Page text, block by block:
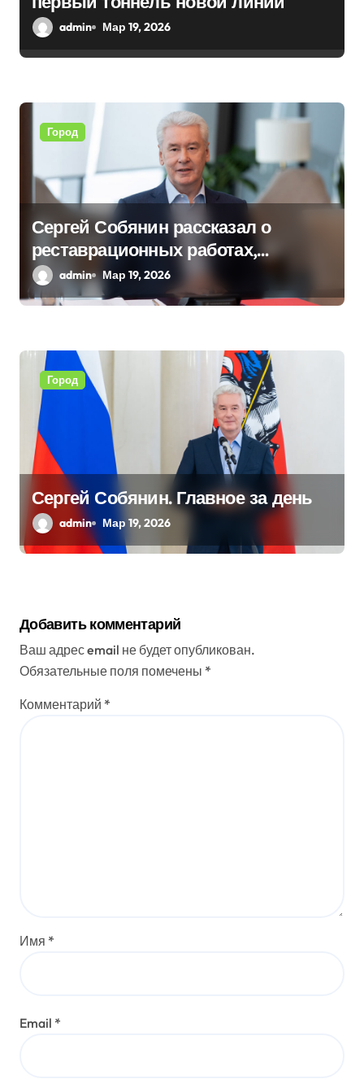
и
с
я
admin Мар 19, 2026
Город
Сергей Собянин рассказал о
реставрационных работах,
проведенных в столице
admin Мар 19, 2026
Город
Сергей Собянин. Главное за день
admin Мар 19, 2026
Добавить комментарий
Ваш адрес email не будет опубликован.
Обязательные поля помечены *
Комментарий *
Имя *
Email *